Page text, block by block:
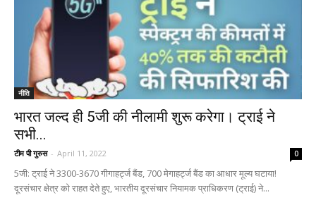
नीति
भारत जल्द ही 5जी की नीलामी शुरू करेगा। ट्राई ने
सभी...
टीम पी गुरुस - April 11, 2022 0
5जी: ट्राई ने 3300-3670 गीगाहर्ट्ज बैंड, 700 मेगाहर्ट्ज बैंड का आधार मूल्य घटाया!
दूरसंचार क्षेत्र को राहत देते हुए, भारतीय दूरसंचार नियामक प्राधिकरण (ट्राई) ने...